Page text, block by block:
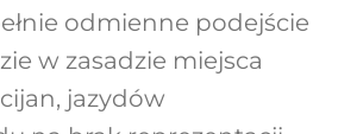
odmienne podejście
w zasadzie miejsca
jazydów